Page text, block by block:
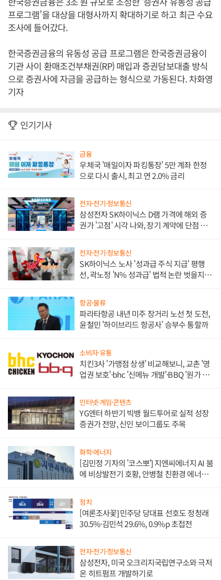
프로그램’을 대상을 대형사까지 확대하기로 하고 최근 수요
조사에 들어갔다.
한국증권금융의 유동성 공급 프로그램은 한국증권금융이
기관 사이 환매조건부채권(RP) 매입과 증권담보대출 방식
으로 증권사에 자금을 공급하는 형식으로 가동된다. 차화영
기자
인기기사
금융
우체국 '매일이자 파킹통장' 5만 계좌 한정
으로 다시 출시, 최고 연 2.0% 금리
전자·전기·정보통신
삼성전자 SK하이닉스 D램 가격에 해외 증
권가 '고점' 시각 나와, 장기 계약에 단점 부
전자·전기·정보통신
SK하이닉스 노사 '성과급 주식 지급' 평행
선, 곽노정 'N% 성과급' 법적 논란 벗을지 주
항공·물류
파라타항공 내년 미주 장거리 노선 첫 도전,
윤철민 '하이브리드 항공사' 승부수 통할까
소비자·유통
치킨3사 '가맹점 상생' 비교해보니, 교촌 '영
업권 보호'·bhc '신메뉴 개발'·BBQ '원가 부
인터넷·게임·콘텐츠
YG엔터 하반기 빅뱅 월드투어로 실적 성장
증권가 전망, 신인 보이그룹도 주목
화학·에너지
[김민정 기자의 '코스뽀'] 지엔씨에너지 AI 붐
에 비상발전기 호황, 안병철 친환경 에너지
정치
[여론조사꽃] 민주당 당대표 선호도 정청래
30.5%·김민석 29.6%, 0.9%p 초접전
전자·전기·정보통신
삼성전자, 미국 오크리지국립연구소와 극저
온 히트펌프 개발하기로